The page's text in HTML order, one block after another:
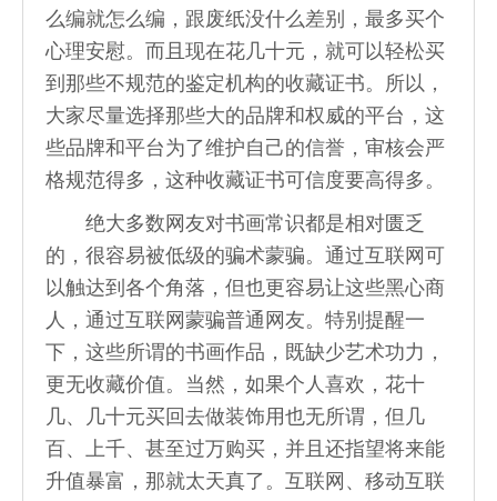
么编就怎么编，跟废纸没什么差别，最多买个
心理安慰。而且现在花几十元，就可以轻松买
到那些不规范的鉴定机构的收藏证书。所以，
大家尽量选择那些大的品牌和权威的平台，这
些品牌和平台为了维护自己的信誉，审核会严
格规范得多，这种收藏证书可信度要高得多。
绝大多数网友对书画常识都是相对匮乏
的，很容易被低级的骗术蒙骗。通过互联网可
以触达到各个角落，但也更容易让这些黑心商
人，通过互联网蒙骗普通网友。特别提醒一
下，这些所谓的书画作品，既缺少艺术功力，
更无收藏价值。当然，如果个人喜欢，花十
几、几十元买回去做装饰用也无所谓，但几
百、上千、甚至过万购买，并且还指望将来能
升值暴富，那就太天真了。互联网、移动互联